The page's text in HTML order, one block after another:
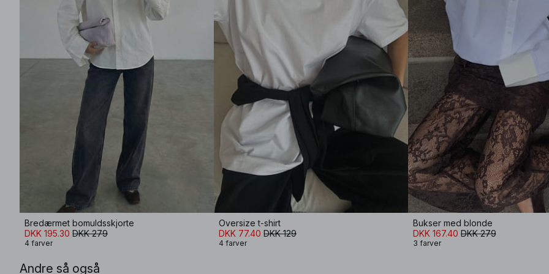
Bredærmet bomuldsskjorte
DKK 195.30 DKK 279
4 farver
Oversize t-shirt
DKK 77.40 DKK 129
4 farver
Bukser med blonde
DKK 167.40 DKK 279
3 farver
Andre så også